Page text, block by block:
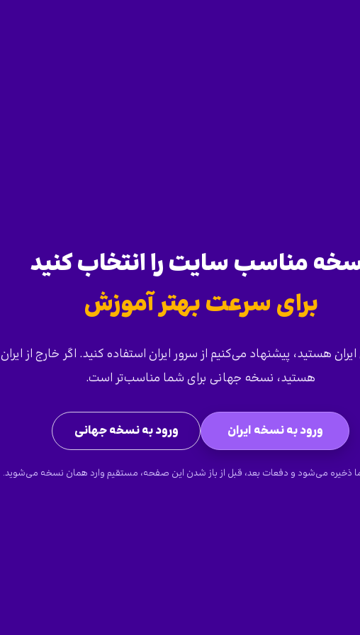
مناسب سایت را انتخاب کنید
برای سرعت بهتر آموزش
هستید، پیشنهاد می‌کنیم از سرور ایران استفاده کنید. اگر خارج از ایران
هستید، نسخه جهانی برای شما مناسب‌تر است.
ورود به نسخه ایران ورود به نسخه جهانی
ذخیره می‌شود و دفعات بعد، قبل از باز شدن این صفحه، مستقیم وارد همان نسخه می‌شوید.